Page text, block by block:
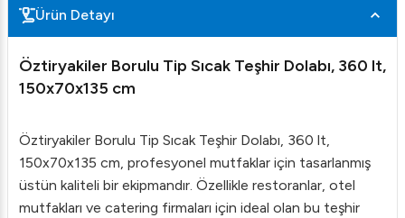
Ürün Detayı
Öztiryakiler Borulu Tip Sıcak Teşhir Dolabı, 360 lt,
150x70x135 cm
Öztiryakiler Borulu Tip Sıcak Teşhir Dolabı, 360 lt,
150x70x135 cm, profesyonel mutfaklar için tasarlanmış
üstün kaliteli bir ekipmandır. Özellikle restoranlar, otel
mutfakları ve catering firmaları için ideal olan bu teşhir